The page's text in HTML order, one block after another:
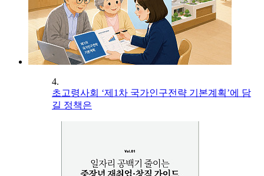
4.
초고령사회 ‘제1차 국가인구전략 기본계획’에 담
길 정책은